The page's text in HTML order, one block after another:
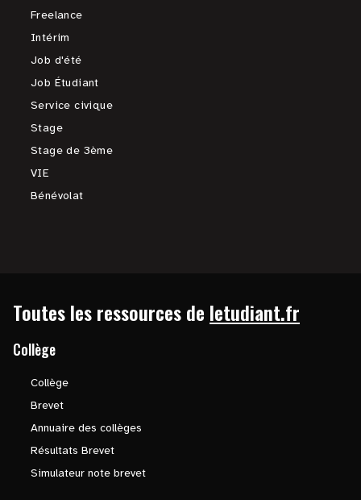
Freelance
Intérim
Job d'été
Job Étudiant
Service civique
Stage
Stage de 3ème
VIE
Bénévolat
Toutes les ressources de letudiant.fr
Collège
Collège
Brevet
Annuaire des collèges
Résultats Brevet
Simulateur note brevet